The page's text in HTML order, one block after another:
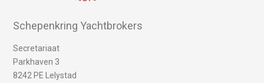
Schepenkring Yachtbrokers
Secretariaat
Parkhaven 3
8242 PE Lelystad